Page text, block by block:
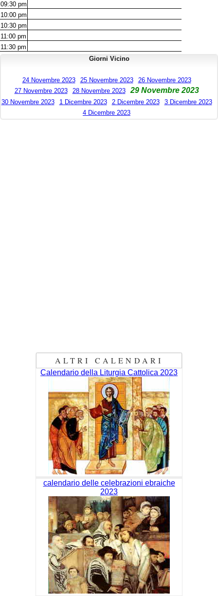
09:30 pm
10:00 pm
10:30 pm
11:00 pm
11:30 pm
Giorni Vicino
24 Novembre 2023 25 Novembre 2023
26 Novembre 2023
27 Novembre 2023
28 Novembre 2023 29 Novembre 2023
30 Novembre 2023 1 Dicembre 2023 2 Dicembre 2023
3 Dicembre 2023
4 Dicembre 2023
ALTRI CALENDARI
Calendario della Liturgia Cattolica 2023
calendario delle celebrazioni ebraiche
2023